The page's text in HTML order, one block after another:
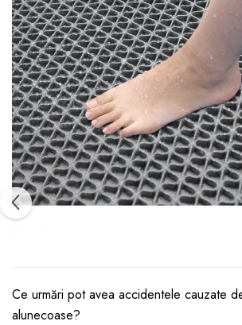
Ce urmări pot avea accidentele cauzate
alunecoase?